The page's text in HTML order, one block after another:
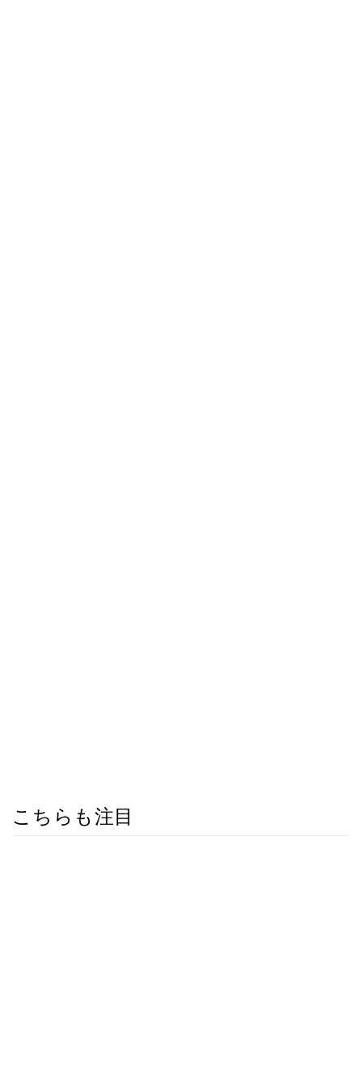
こちらも注目